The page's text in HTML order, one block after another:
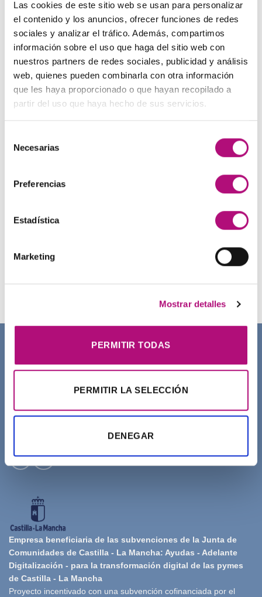
Las cookies de este sitio web se usan para personalizar
el contenido y los anuncios, ofrecer funciones de redes
sociales y analizar el tráfico. Además, compartimos
información sobre el uso que haga del sitio web con
nuestros partners de redes sociales, publicidad y análisis
web, quienes pueden combinarla con otra información
que les haya proporcionado o que hayan recopilado a
partir del uso que haya hecho de sus servicios.
Necesarias
Preferencias
Estadística
Marketing
Mostrar detalles
PERMITIR TODAS
PERMITIR LA SELECCIÓN
DENEGAR
137,00€.130,00€.
48,00€ El
precio
original
era:
48,00€.
45,00 €El
precio
actual
es:
45,00€.
(IVA incluido)
Paleta de Maquillaje Avon
32,99€ El
precio
original
era:
32,99€.
28,50€El
precio
actual
es:
28,50€.
(IVA incluido)
Maquíllate
precio
8,50
El(IVA incluido)
Champú Curl Adict Medavita
Sérum reconstrucción capilar Medavita
SOBRE NOSOTROS
Empresa beneficiaria de las subvenciones de la Junta de
Comunidades de Castilla - La Mancha: Ayudas - Adelante
Digitalización - para la transformación digital de las pymes
de Castilla - La Mancha
Proyecto incentivado con una subvención cofinanciada por el